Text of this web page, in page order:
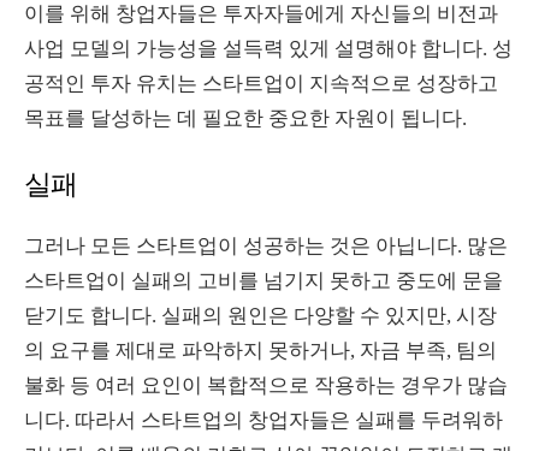
이를 위해 창업자들은 투자자들에게 자신들의 비전과
사업 모델의 가능성을 설득력 있게 설명해야 합니다. 성
공적인 투자 유치는 스타트업이 지속적으로 성장하고
목표를 달성하는 데 필요한 중요한 자원이 됩니다.
실패
그러나 모든 스타트업이 성공하는 것은 아닙니다. 많은
스타트업이 실패의 고비를 넘기지 못하고 중도에 문을
닫기도 합니다. 실패의 원인은 다양할 수 있지만, 시장
의 요구를 제대로 파악하지 못하거나, 자금 부족, 팀의
불화 등 여러 요인이 복합적으로 작용하는 경우가 많습
니다. 따라서 스타트업의 창업자들은 실패를 두려워하